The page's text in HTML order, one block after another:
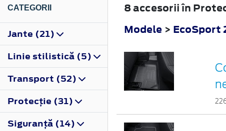
CATEGORII
Jante (21)
Linie stilistică (5)
Transport (52)
Protecţie (31)
Siguranţă (14)
8 accesorii în
Modele > EcoSport